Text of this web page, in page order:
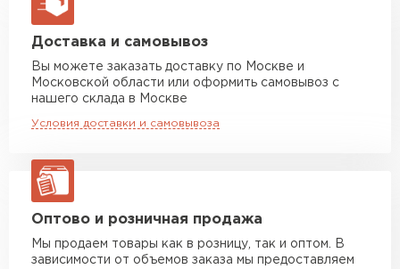
Получаются они после проката на оборудовании,
их высота и форма зависят от назначения и типа
стройматериала.
Профлист, изготовленный по всем стандартам,
имеет нескольких слоев:
основа из низколегированной стали;
обработка антикоррозийным составом;
грунтовка;
декоративное покрытие цветным полимером,
пластмассы.
макс. длина груза 13,5 м
Манипулятор до 5 тн
Манипулятор до 10 тн
макс. длина груза 8 м
макс. длина груза 13,5 м
ЗАКАЗАТЬ С ДОСТАВКОЙ
Доставка и самовывоз
Вы можете заказать доставку по Москве и
Московской области или оформить самовывоз с
нашего склада в Москве
Условия доставки и самовывоза
Оптово и розничная продажа
Мы продаем товары как в розницу, так и оптом. В
зависимости от объемов заказа мы предоставляем